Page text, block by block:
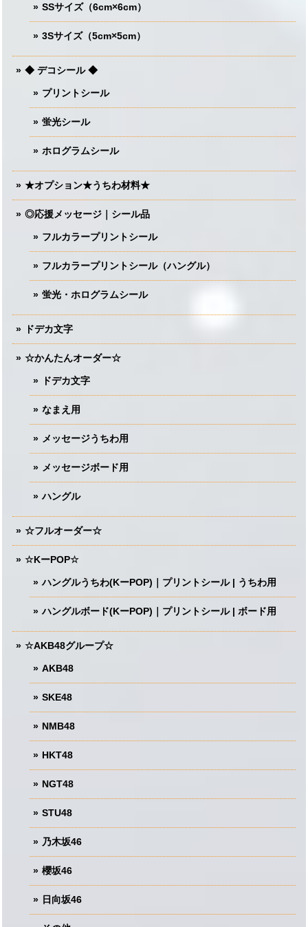
SSサイズ（6cm×6cm）
3Sサイズ（5cm×5cm）
◆ デコシール ◆
プリントシール
蛍光シール
ホログラムシール
★オプション★うちわ材料★
◎応援メッセージ｜シール品
フルカラープリントシール
フルカラープリントシール（ハングル）
蛍光・ホログラムシール
ドデカ文字
☆かんたんオーダー☆
ドデカ文字
なまえ用
メッセージうちわ用
メッセージボード用
ハングル
☆フルオーダー☆
☆KーPOP☆
ハングルうちわ(KーPOP)｜プリントシール | うちわ用
ハングルボード(KーPOP)｜プリントシール | ボード用
☆AKB48グループ☆
AKB48
SKE48
NMB48
HKT48
NGT48
STU48
乃木坂46
櫻坂46
日向坂46